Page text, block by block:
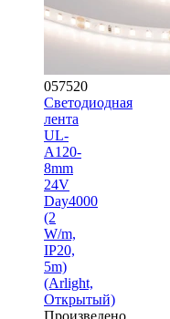
057520
Светодиодная
лента
UL-
A120-
8mm
24V
Day4000
(2
W/m,
IP20,
5m)
(Arlight,
Открытый)
Произведено